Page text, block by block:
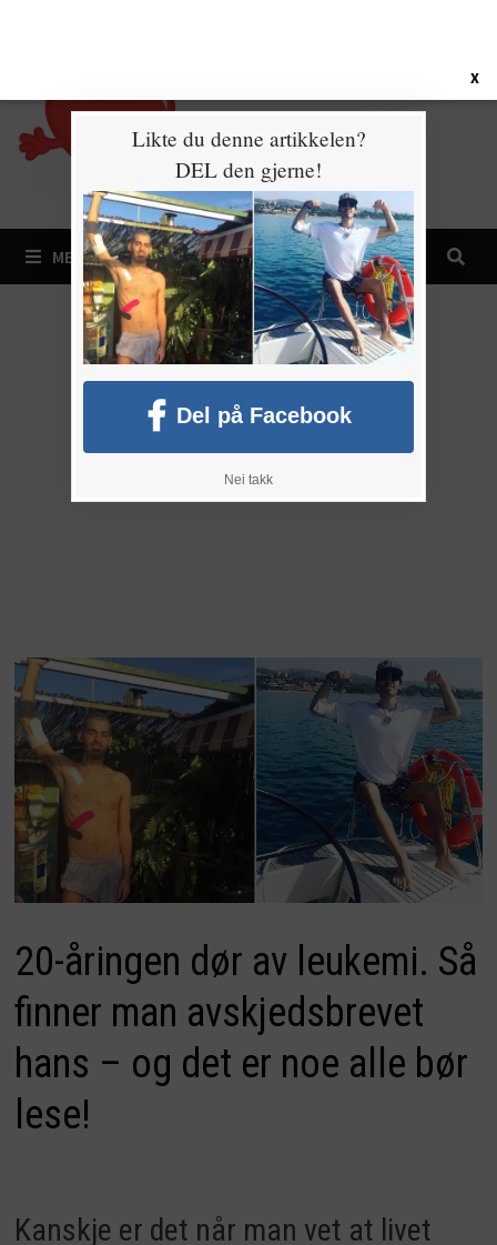
MENY
20-åringen dør av leukemi. Så
finner man avskjedsbrevet
hans – og det er noe alle bør
lese!
Kanskje er det når man vet at livet
X
Likte du denne artikkelen?
DEL den gjerne!
Del på Facebook
Nei takk